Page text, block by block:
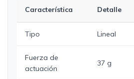
Característica Detalle
Tipo Lineal
Fuerza de
actuación
37 g